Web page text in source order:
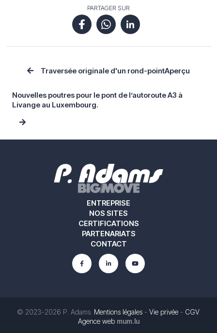
PARTAGER SUR
Traversée originale d'un rond-pointAperçu
Nouvelles poutres pour le pont de l’autoroute A3 à
Livange au Luxembourg.
ENTREPRISE
NOS SITES
CERTIFICATIONS
PARTENARIATS
CONTACT
© 2023-2026 P. Adams. Mentions légales- Vie privée- CGV.
Agence web mum.lu